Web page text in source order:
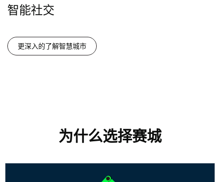
智能社交
更深入的了解智慧城市
为什么选择赛城